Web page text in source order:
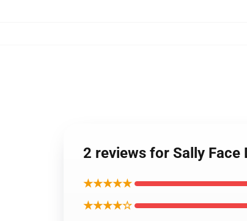
2 reviews for Sally
★★★★★
★★★★☆